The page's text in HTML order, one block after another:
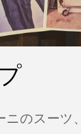
のスーツ